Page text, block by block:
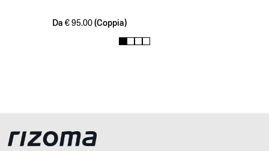
Da €95.00 (Coppia)
1 2 3 4